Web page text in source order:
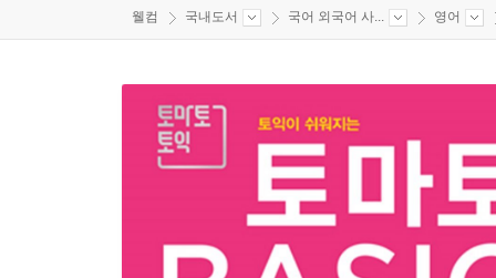
웰컴 국내도서 국어 외국어 사... 영어